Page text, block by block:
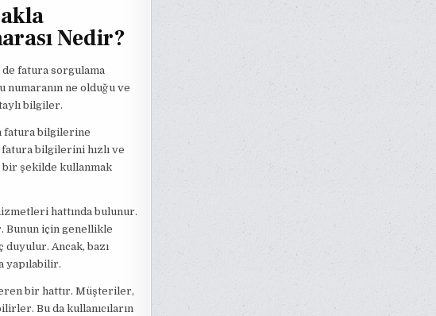
Nedir?
fatura sorgulama
numaranın ne olduğu ve
bilgiler.
fatura bilgilerine
bilgilerini hızlı ve
bir şekilde kullanmak
hattında bulunur.
için genellikle
Ancak, bazı
yapılabilir.
bir hattır. Müşteriler,
Bu da kullanıcıların